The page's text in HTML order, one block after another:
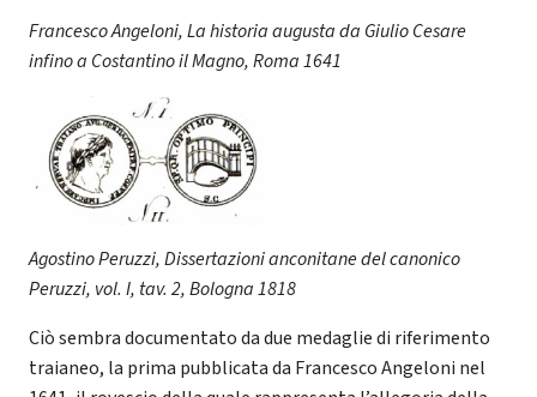
Francesco Angeloni, La historia augusta da Giulio Cesare
infino a Costantino il Magno, Roma 1641
Agostino Peruzzi, Dissertazioni anconitane del canonico
Peruzzi, vol. I, tav. 2, Bologna 1818
Ciò sembra documentato da due medaglie di riferimento
traianeo, la prima pubblicata da Francesco Angeloni nel